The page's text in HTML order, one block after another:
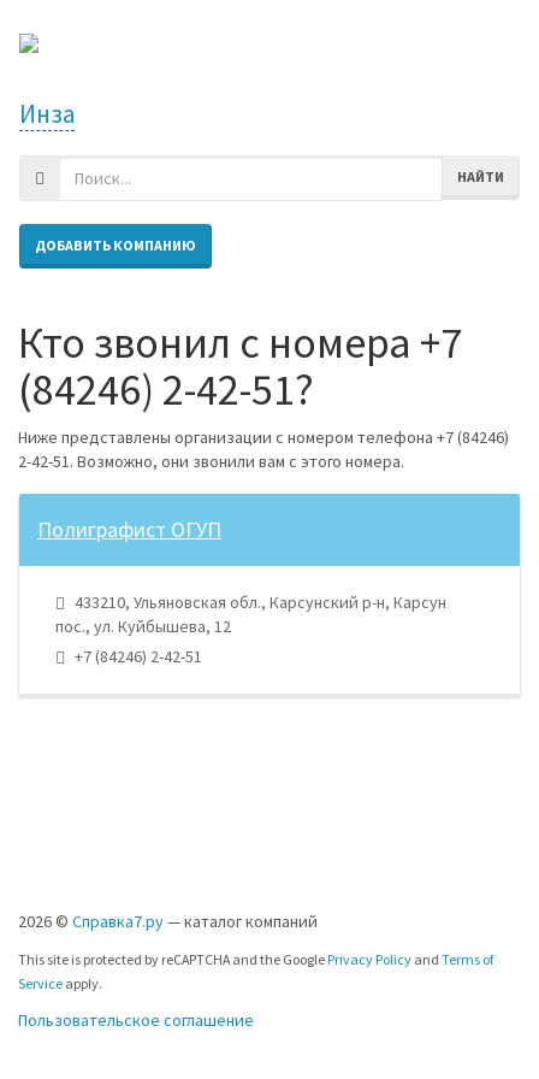
Инза
НАЙТИ
ДОБАВИТЬ КОМПАНИЮ
Кто звонил с номера +7
(84246) 2-42-51?
Ниже представлены организации с номером телефона +7 (84246)
2-42-51. Возможно, они звонили вам с этого номера.
Полиграфист ОГУП
433210, Ульяновская обл., Карсунский р-н, Карсун
пос., ул. Куйбышева, 12
+7 (84246) 2-42-51
2026 © Справка7.ру— каталог компаний
This site is protected by reCAPTCHA and the Google Privacy Policy and Terms of
Service apply.
Пользовательское соглашение